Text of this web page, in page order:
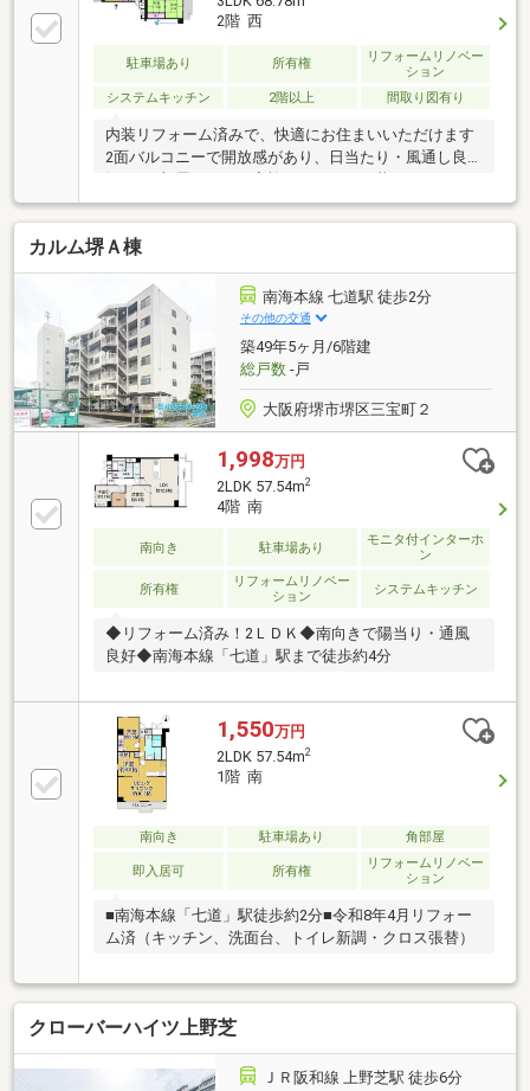
2階 西
駐車場あり 所有権
リフォームリノベー
ション
システムキッチン
2階以上 間取り図有り
内装リフォーム済みで、快適にお住まいいただけます
2面バルコニーで開放感があり、日当たり・風通し良
好です4部屋あるので家族でゆったりと暮らせますリ
ビングと隣接する和室を開放すれば、広々とした空間
として利用可能です閑静な住宅地に位置し、近隣に公
園もあり子育て環境良好です■周辺環境スーパー 徒
歩8分コンビニ 徒歩8分ドラッグストア 徒歩9分
（約170ｍ）堺市立野田小学校 徒歩19分（約145ｍ）
堺市立野田中学校 徒歩16分（約1210ｍ）頭金ゼロ
円、月々４万円台から購入能ですローンやリフォーム
について何でもお気軽にお問い合わせ下さい
カルム堺Ａ棟
南海本線 七道駅 徒歩2分
その他の交通
築49年5ヶ月/6階建
総戸数-戸
大阪府堺市堺区三宝町２
1,998万円
2LDK 57.54m2
4階 南
南向き 駐車場あり
モニタ付インターホ
ン
所有権
リフォームリノベー
ション
システムキッチン
◆リフォーム済み！2ＬＤＫ◆南向きで陽当り・通風
良好◆南海本線「七道」駅まで徒歩約4分
1,550万円
2LDK 57.54m2
1階 南
南向き 駐車場あり 角部屋
即入居可 所有権
リフォームリノベー
ション
■南海本線「七道」駅徒歩約2分■令和8年4月リフォー
ム済（キッチン、洗面台、トイレ新調・クロス張替）
クローバーハイツ上野芝
ＪＲ阪和線 上野芝駅 徒歩6分